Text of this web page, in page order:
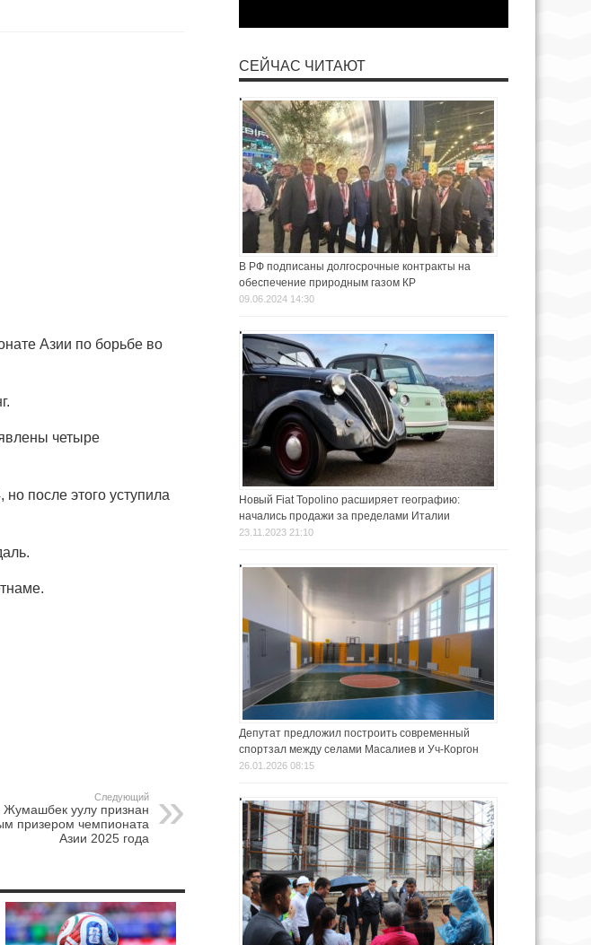
Азии по борьбе во
четыре
после этого уступила
Следующий
Жумашбек уулу признан
призером чемпионата
Азии 2025 года
СЕЙЧАС ЧИТАЮТ
В РФ подписаны долгосрочные контракты на
обеспечение природным газом КР
09.06.2024 14:30
Новый Fiat Topolino расширяет географию:
начались продажи за пределами Италии
23.11.2023 21:10
Депутат предложил построить современный
спортзал между селами Масалиев и Уч-Коргон
26.01.2026 08:15